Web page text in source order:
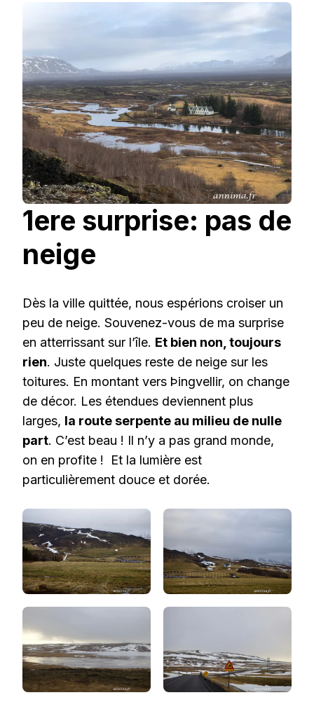
1ere surprise: pas de
neige
Dès la ville quittée, nous espérions croiser un
peu de neige. Souvenez-vous de ma surprise
en atterrissant sur l’île. Et bien non, toujours
rien. Juste quelques reste de neige sur les
toitures. En montant vers Þingvellir, on change
de décor. Les étendues deviennent plus
larges, la route serpente au milieu de nulle
part. C’est beau ! Il n’y a pas grand monde,
on en profite ! Et la lumière est
particulièrement douce et dorée.